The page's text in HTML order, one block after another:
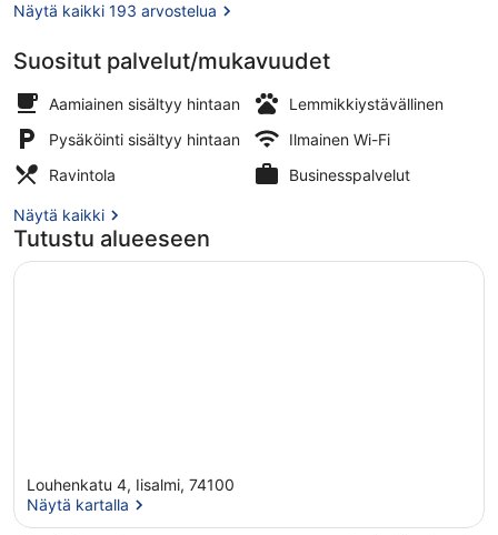
2 ravintolaa, joissa tarjoillaan
Näytä kaikki 193 arvostelua
Suositut palvelut/mukavuudet
Aamiainen sisältyy hintaan
Lemmikkiystävällinen
Pysäköinti sisältyy hintaan
Ilmainen Wi-Fi
Ravintola
Businesspalvelut
Näytä kaikki
Tutustu alueeseen
Louhenkatu 4, Iisalmi, 74100
Näytä kartalla